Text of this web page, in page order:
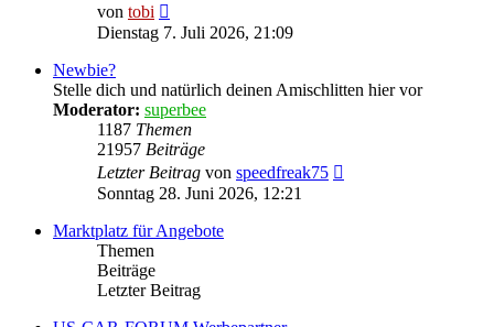
von tobi
Beitrag
Dienstag 7. Juli 2026, 21:09
Newbie?
Stelle dich und natürlich deinen Amischlitten hier vor
Moderator: superbee
1187 Themen
21957 Beiträge
Letzter Beitrag von speedfreak75
Sonntag 28. Juni 2026, 12:21
Marktplatz für Angebote
Themen
Beiträge
Letzter Beitrag